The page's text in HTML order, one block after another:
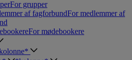
For grupper
af fagforbundFor medlemmer af
For mødebookere